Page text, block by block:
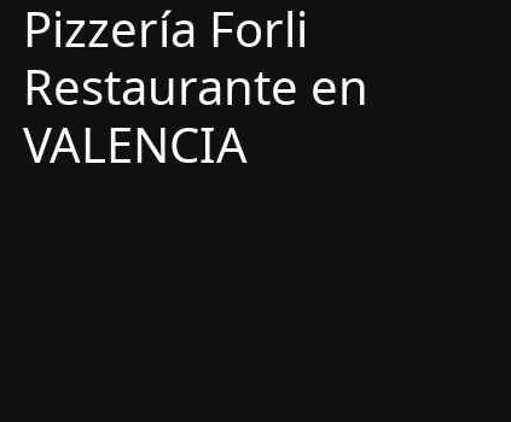
Pizzería Forli
Restaurante en
VALENCIA